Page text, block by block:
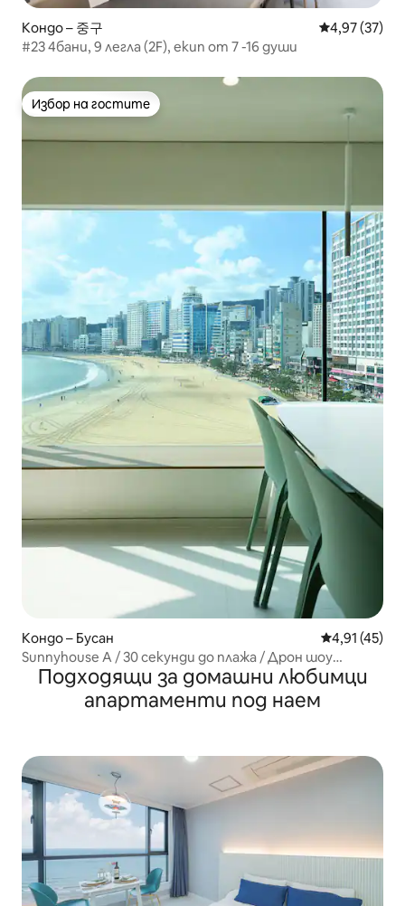
Кондо – 중구 Средна
4,97 (37)
#23 4бани, 9 легла (2F), екип от 7 -16 души
Избор на гостите
Избор на гостите
Кондо – Бусан Средна
4,91 (45)
Sunnyhouse A / 30 секунди до плажа / Дрон шоу
Myeongdang / 2 стаи, 2 бани, 3 легла
Подходящи за домашни любимци
апартаменти под наем